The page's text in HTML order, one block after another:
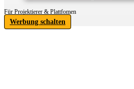
Für Projektierer & Plattfomen
Werbung schalten